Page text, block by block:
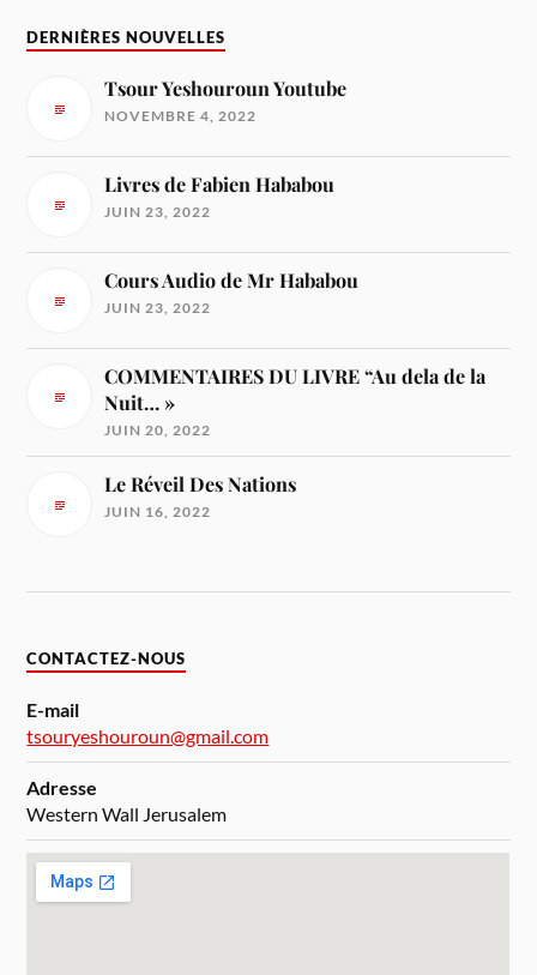
DERNIÈRES NOUVELLES
Tsour Yeshouroun Youtube
NOVEMBRE 4, 2022
Livres de Fabien Hababou
JUIN 23, 2022
Cours Audio de Mr Hababou
JUIN 23, 2022
COMMENTAIRES DU LIVRE “Au dela de la
Nuit… »
JUIN 20, 2022
Le Réveil Des Nations
JUIN 16, 2022
CONTACTEZ-NOUS
E-mail
tsouryeshouroun@gmail.com
Adresse
Western Wall Jerusalem